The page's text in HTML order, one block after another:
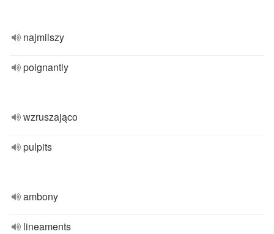
najmilszy
poignantly
wzruszająco
pulpits
ambony
lineaments